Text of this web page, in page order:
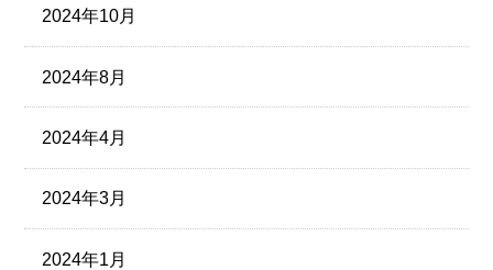
2024年10月
2024年8月
2024年4月
2024年3月
2024年1月